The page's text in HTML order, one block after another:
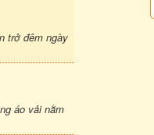
trở đêm ngày
áo vải nằm